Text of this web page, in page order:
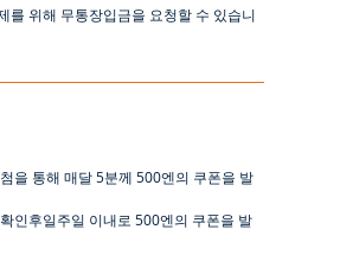
를 위해 무통장입금을 요청할 수 있습니
을 통해 매달5분께 500엔의 쿠폰을 발
인후일주일 이내로 500엔의 쿠폰을 발